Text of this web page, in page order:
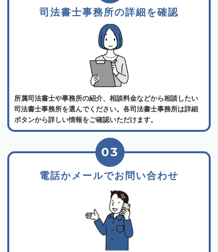
司法書士事務所の詳細を確認
所属司法書士や事務所の紹介、相談料金などから相談したい
司法書士事務所を選んでください。各司法書士事務所は詳細
ボタンから詳しい情報をご確認いただけます。
電話かメールでお問い合わせ
03